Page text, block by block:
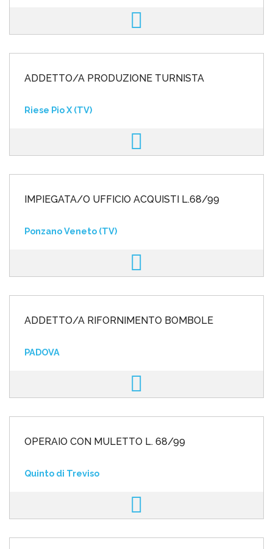
ADDETTO/A PRODUZIONE TURNISTA
Riese Pio X (TV)
IMPIEGATA/O UFFICIO ACQUISTI L.68/99
Ponzano Veneto (TV)
ADDETTO/A RIFORNIMENTO BOMBOLE
PADOVA
OPERAIO CON MULETTO L. 68/99
Quinto di Treviso